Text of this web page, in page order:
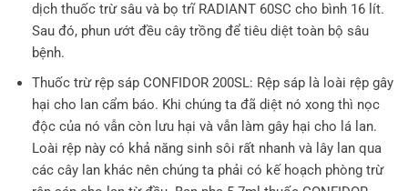
dịch thuốc trừ sâu và bọ trĩ RADIANT 60SC cho bình 16 lít.
Sau đó, phun ướt đều cây trồng để tiêu diệt toàn bộ sâu
bệnh.
Thuốc trừ rệp sáp CONFIDOR 200SL: Rệp sáp là loài rệp gây
hại cho lan cẩm báo. Khi chúng ta đã diệt nó xong thì nọc
độc của nó vẫn còn lưu hại và vẫn làm gây hại cho lá lan.
Loài rệp này có khả năng sinh sôi rất nhanh và lây lan qua
các cây lan khác nên chúng ta phải có kế hoạch phòng trừ